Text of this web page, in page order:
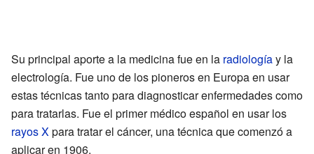
Su principal aporte a la medicina fue en la radiologíay la
electrología. Fue uno de los pioneros en Europa en usar
estas técnicas tanto para diagnosticar enfermedades como
para tratarlas. Fue el primer médico español en usar los
rayos Xpara tratar el cáncer, una técnica que comenzó a
aplicar en 1906.